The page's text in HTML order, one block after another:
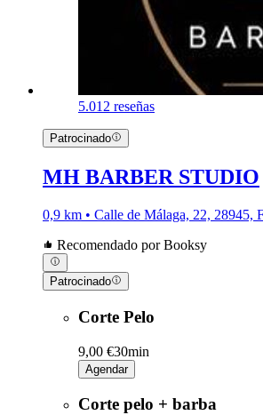
5.012 reseñas
Patrocinado
MH BARBER STUDIO
0,9 km • Calle de Málaga, 22, 28945,
Recomendado por Booksy
Patrocinado
Corte Pelo
9,00 €30min
Agendar
Corte pelo + barba